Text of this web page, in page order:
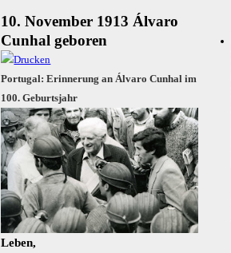
10. November 1913 Álvaro
Cunhal geboren
Portugal: Erinnerung an Álvaro Cunhal im
100. Geburtsjahr
Leben,